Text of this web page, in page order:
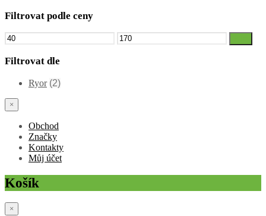
Filtrovat podle ceny
Minimální
cena
Maximální
cena
Filtrovat dle
Ryor (2)
×
Obchod
Značky
Kontakty
Můj účet
Košík
×